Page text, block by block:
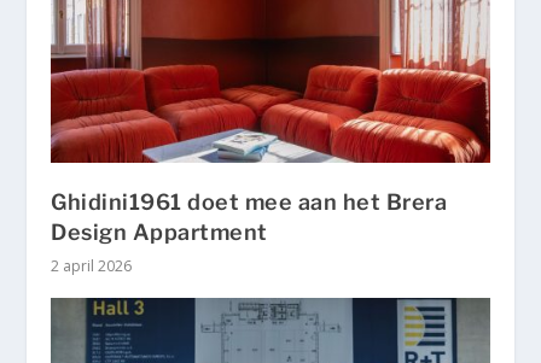
Ghidini1961 doet mee aan het Brera
Design Appartment
2 april 2026